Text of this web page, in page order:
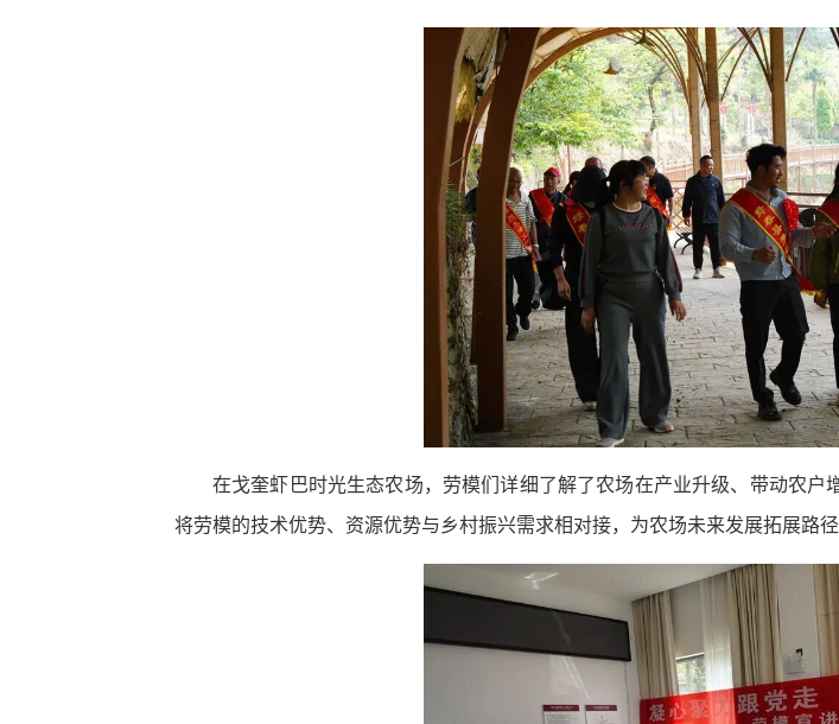
在戈奎虾巴时光生态农场，劳模们详细了解了农场在产业升级、带动农
将劳模的技术优势、资源优势与乡村振兴需求相对接，为农场未来发展拓展路径